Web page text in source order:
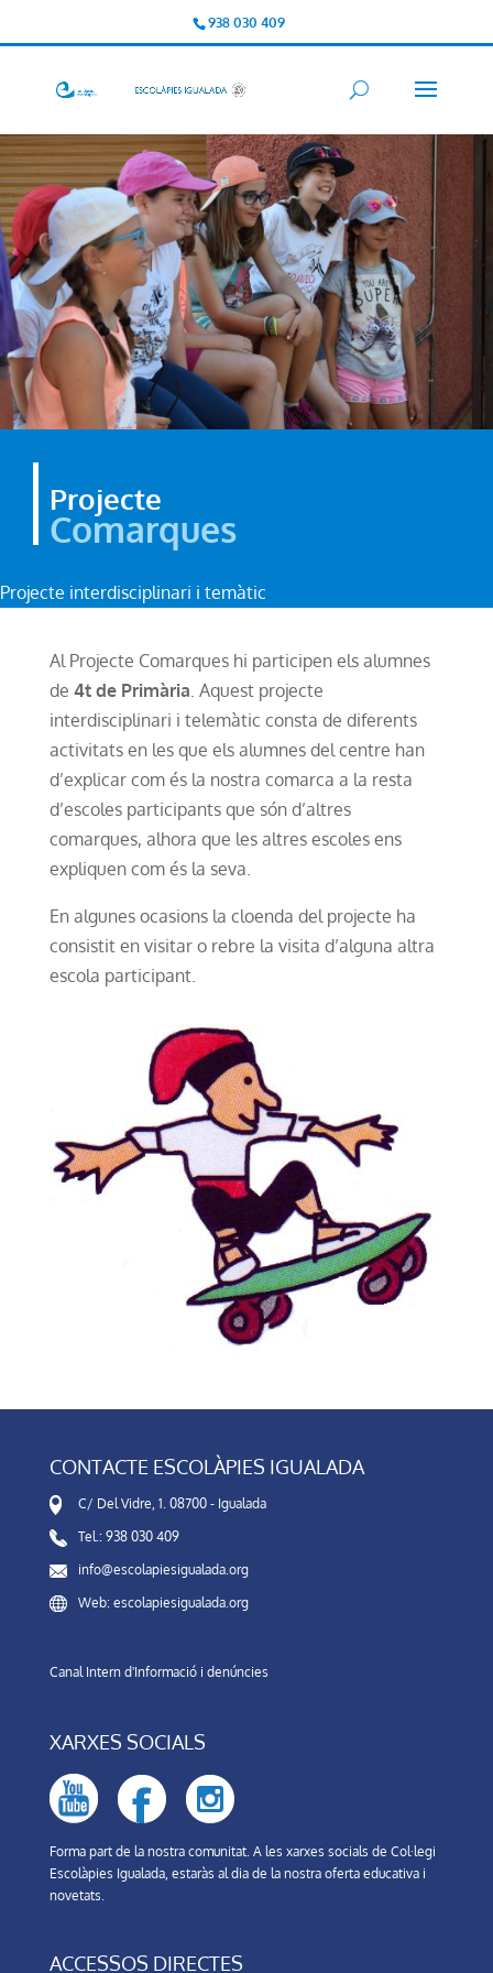
938 030 409
Projecte
Comarques
Projecte interdisciplinari i temàtic
Al Projecte Comarques hi participen els alumnes
de 4t de Primària . Aquest projecte
interdisciplinari i telemàtic consta de diferents
activitats en les que els alumnes del centre han
d’explicar com és la nostra comarca a la resta
d’escoles participants que són d’altres
comarques, alhora que les altres escoles ens
expliquen com és la seva.
En algunes ocasions la cloenda del projecte ha
consistit en visitar o rebre la visita d’alguna altra
escola participant.
CONTACTE ESCOLÀPIES IGUALADA
C/ Del Vidre, 1. 08700 - Igualada
Tel.: 938 030 409
info@escolapiesigualada.org
Web: escolapiesigualada.org
Canal Intern d'Informació i denúncies
XARXES SOCIALS
Forma part de la nostra comunitat. A les xarxes socials de Col·legi
Escolàpies Igualada, estaràs al dia de la nostra oferta educativa i
novetats.
ACCESSOS DIRECTES